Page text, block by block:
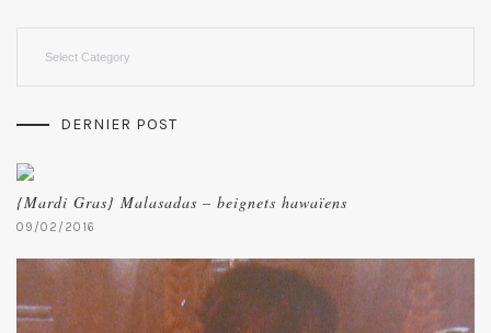
DERNIER POST
{Mardi Gras} Malasadas – beignets hawaïens
09/02/2016